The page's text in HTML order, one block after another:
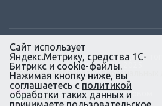
© КТС-Дизель – Комплектующие к
Все права защищены, 2003 – 2025
Согласие на обработку персональных
Сайт создан в маркетинговом
агентстве KLUEV.BZ
Сайт использует
Яндекс.Метрику, средства 1С-
Битрикс и cookie-файлы.
Нажимая кнопку ниже, вы
соглашаетесь с политикой
обработки таких данных и